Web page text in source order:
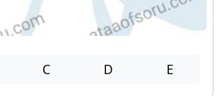
C D E